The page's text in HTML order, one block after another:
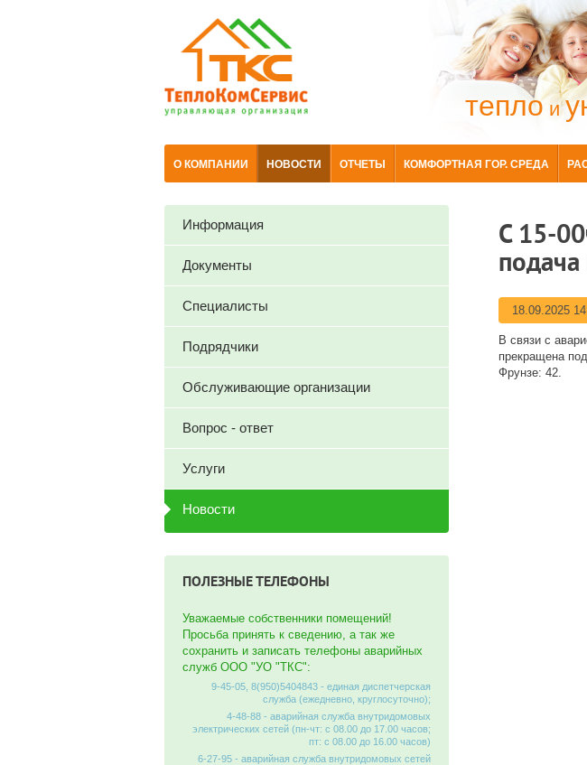
тепло и
О КОМПАНИИ НОВОСТИ ОТЧЕТЫ КОМФОРТНАЯ ГОР. СРЕДА
С 15-
18.09.2025
В связи с
прекращена
Фрунзе: 42.
Информация
Документы
Специалисты
Подрядчики
Обслуживающие организации
Вопрос - ответ
Услуги
Новости
ПОЛЕЗНЫЕ ТЕЛЕФОНЫ
Уважаемые собственники помещений!
Просьба принять к сведению, а так же
сохранить и записать телефоны аварийных
служб ООО "УО "ТКС":
9-45-05, 8(950)5404843 - единая диспетчерская
служба (ежедневно, круглосуточно);
4-48-88 - аварийная служба внутридомовых
электрических сетей (пн-чт: с 08.00 до 17.00 часов;
пт: с 08.00 до 16.00 часов)
6-27-95 - аварийная служба внутридомовых сетей